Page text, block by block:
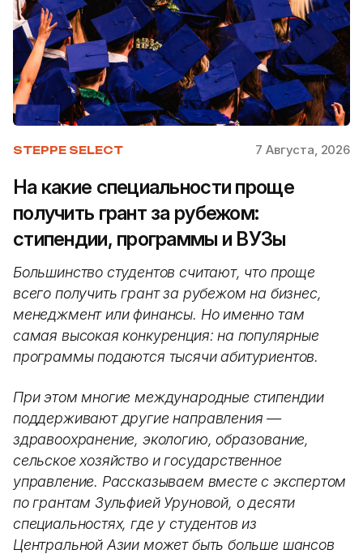
STEPPE SELECT 7 Августа, 2026
На какие специальности проще
получить грант за рубежом:
стипендии, программы и ВУЗы
Большинство студентов считают, что проще
всего получить грант за рубежом на бизнес,
менеджмент или финансы. Но именно там
самая высокая конкуренция: на популярные
программы подаются тысячи абитуриентов.
При этом многие международные стипендии
поддерживают другие направления —
здравоохранение, экологию, образование,
сельское хозяйство и государственное
управление. Рассказываем вместе с экспертом
по грантам Зульфией Уруновой, о десяти
специальностях, где у студентов из
Центральной Азии может быть больше шансов